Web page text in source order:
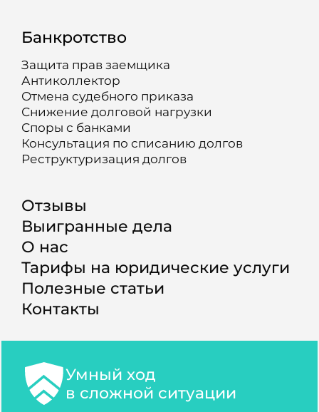
Банкротство
Защита прав заемщика
Антиколлектор
Отмена судебного приказа
Снижение долговой нагрузки
Споры с банками
Консультация по списанию долгов
Реструктуризация долгов
Отзывы
Выигранные дела
О нас
Тарифы на юридические услуги
Полезные статьи
Контакты
Умный ход
в сложной ситуации